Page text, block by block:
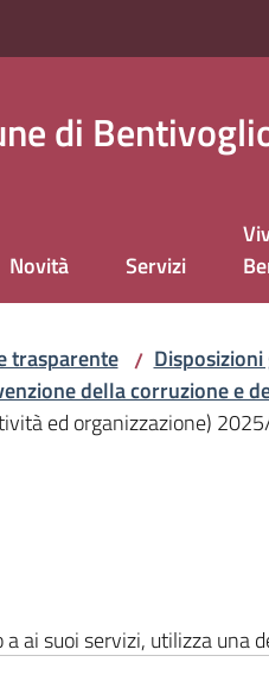
di
Novità Servizi
trasparente /
della corruzione e
ed organizzazione)
a ai suoi servizi, utilizza una